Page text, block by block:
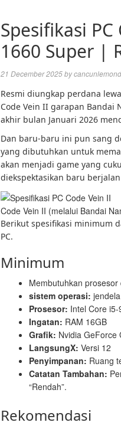
Spesifikasi
1660 Super |
21 December 2025bycancunlemond
Resmi diungkap perdana
Code Vein II garapan Bandai
akhir bulan Januari 2026
Dan baru-baru ini pun sang
yang dibutuhkan untuk
akan menjadi game yang
diekspektasikan baru
Code Vein II (melalui Bandai
Berikut spesifikasi minimum
PC.
Minimum
Membutuhkan
sistem operasi:
Prosesor: Intel Core
Ingatan: RAM 16GB
Grafik: Nvidia GeForce
LangsungX: Versi 12
Penyimpanan: Ruang
Catatan Tambahan:
“Rendah”.
Rekomendasi